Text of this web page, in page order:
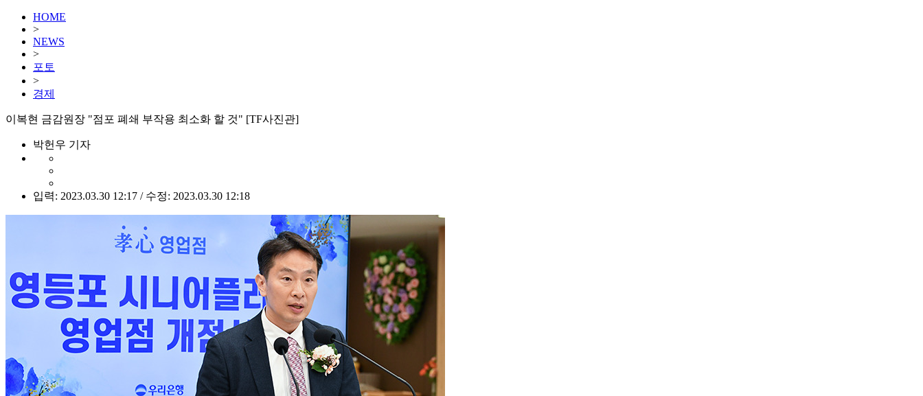
HOME
>
NEWS
>
포토
>
경제
이복현 금감원장 "점포 폐쇄 부작용 최소화 할 것" [TF사진관]
박헌우 기자
입력: 2023.03.30 12:17 / 수정: 2023.03.30 12:18